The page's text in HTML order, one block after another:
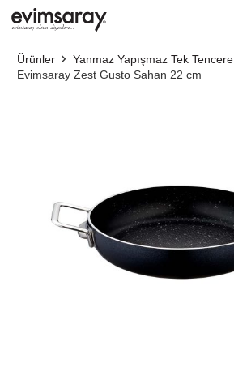
Ürünler
Yanmaz Yapışmaz Tek Tencere
Evimsaray Zest Gusto Sahan 22 cm